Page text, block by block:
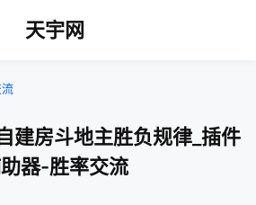
天宇网
建房斗地主胜负规律_插件
器-胜率交流